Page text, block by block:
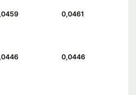
0,0461
0,0446